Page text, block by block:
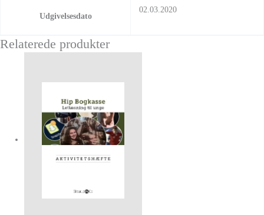
Udgivelsesdato
02.03.2020
Relaterede produkter